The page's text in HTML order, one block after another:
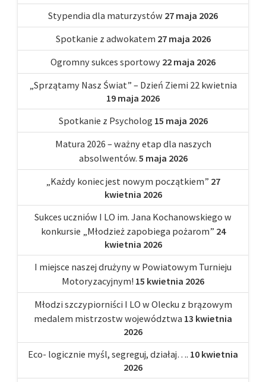
Stypendia dla maturzystów 27 maja 2026
Spotkanie z adwokatem 27 maja 2026
Ogromny sukces sportowy 22 maja 2026
„Sprzątamy Nasz Świat” – Dzień Ziemi 22 kwietnia
19 maja 2026
Spotkanie z Psycholog 15 maja 2026
Matura 2026 – ważny etap dla naszych
absolwentów. 5 maja 2026
„Każdy koniec jest nowym początkiem” 27
kwietnia 2026
Sukces uczniów I LO im. Jana Kochanowskiego w
konkursie „Młodzież zapobiega pożarom” 24
kwietnia 2026
I miejsce naszej drużyny w Powiatowym Turnieju
Motoryzacyjnym! 15 kwietnia 2026
Młodzi szczypiorniści I LO w Olecku z brązowym
medalem mistrzostw województwa 13 kwietnia
2026
Eco- logicznie myśl, segreguj, działaj…. 10 kwietnia
2026